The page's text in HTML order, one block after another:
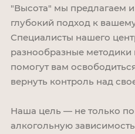
"Высота" мы предлагаем
глубокий подход к
Специалисты нашего
разнообразные
помогут вам
вернуть контроль над
Наша цель — не только
алкогольную